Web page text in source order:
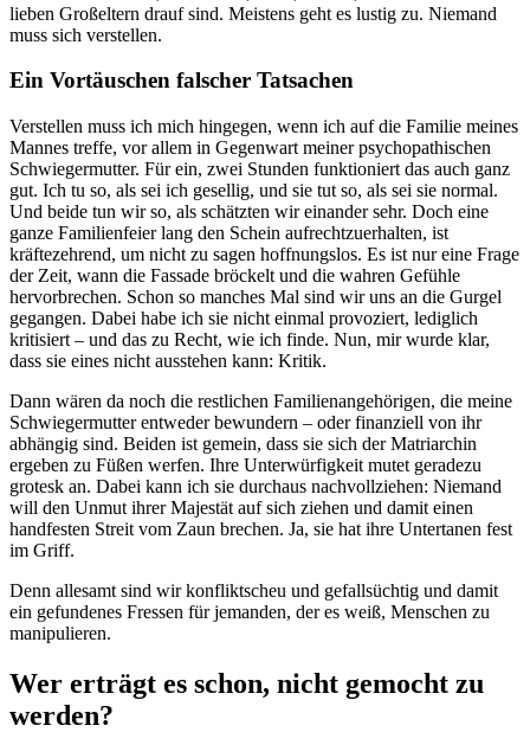
lieben Großeltern drauf sind. Meistens geht es lustig zu. Niemand
muss sich verstellen.
Ein Vortäuschen falscher Tatsachen
Verstellen muss ich mich hingegen, wenn ich auf die Familie meines
Mannes treffe, vor allem in Gegenwart meiner psychopathischen
Schwiegermutter. Für ein, zwei Stunden funktioniert das auch ganz
gut. Ich tu so, als sei ich gesellig, und sie tut so, als sei sie normal.
Und beide tun wir so, als schätzten wir einander sehr. Doch eine
ganze Familienfeier lang den Schein aufrechtzuerhalten, ist
kräftezehrend, um nicht zu sagen hoffnungslos. Es ist nur eine Frage
der Zeit, wann die Fassade bröckelt und die wahren Gefühle
hervorbrechen. Schon so manches Mal sind wir uns an die Gurgel
gegangen. Dabei habe ich sie nicht einmal provoziert, lediglich
kritisiert – und das zu Recht, wie ich finde. Nun, mir wurde klar,
dass sie eines nicht ausstehen kann: Kritik.
Dann wären da noch die restlichen Familienangehörigen, die meine
Schwiegermutter entweder bewundern – oder finanziell von ihr
abhängig sind. Beiden ist gemein, dass sie sich der Matriarchin
ergeben zu Füßen werfen. Ihre Unterwürfigkeit mutet geradezu
grotesk an. Dabei kann ich sie durchaus nachvollziehen: Niemand
will den Unmut ihrer Majestät auf sich ziehen und damit einen
handfesten Streit vom Zaun brechen. Ja, sie hat ihre Untertanen fest
im Griff.
Denn allesamt sind wir konfliktscheu und gefallsüchtig und damit
ein gefundenes Fressen für jemanden, der es weiß, Menschen zu
manipulieren.
Wer erträgt es schon, nicht gemocht zu
werden?